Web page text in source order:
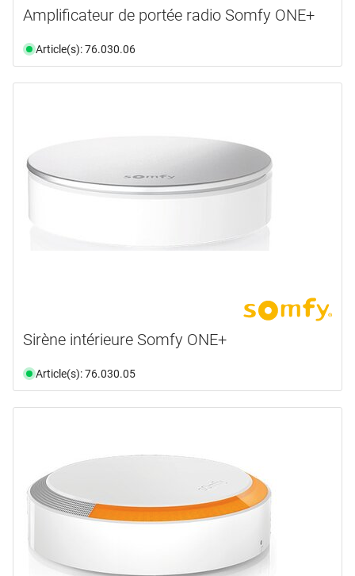
Amplificateur de portée radio Somfy ONE+
Article(s): 76.030.06
Sirène intérieure Somfy ONE+
Article(s): 76.030.05